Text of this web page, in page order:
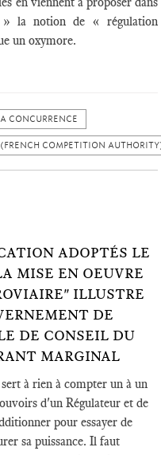
la notion de « régulation
un oxymore.
CONCURRENCE
COMPETITION
ADOPTÉS LE
MISE EN OEUVRE
ILLUSTRE
DE
DE CONSEIL DU
MARGINAL
à rien à compter un à un
d'un Régulateur et de
pour essayer de
sa puissance. Il faut